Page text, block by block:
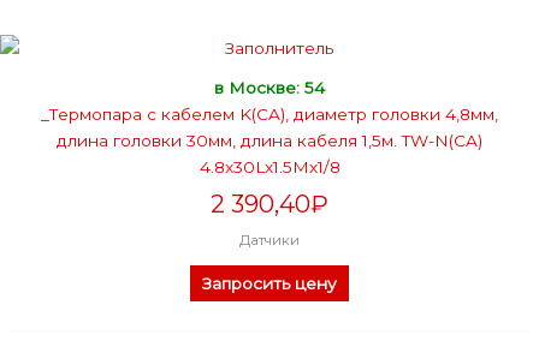
в Москве: 54
_Термопара с кабелем K(CA), диаметр головки 4,8мм,
длина головки 30мм, длина кабеля 1,5м. TW-N(CA)
4.8x30Lx1.5Mx1/8
2 390,40₽
Датчики
Запросить цену